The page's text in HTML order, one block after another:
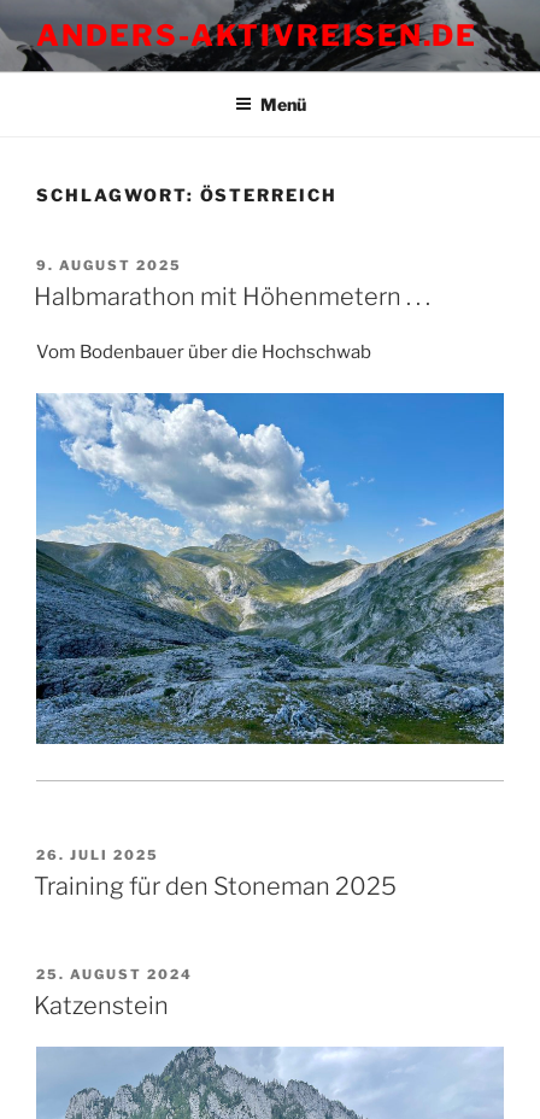
Inhalt
springen
ANDERS-AKTIVREISEN.DE
Menü
SCHLAGWORT: ÖSTERREICH
VERÖFFENTLICHT
AM
9. AUGUST 2025
Halbmarathon mit Höhenmetern . . .
Vom Bodenbauer über die Hochschwab
VERÖFFENTLICHT
AM
26. JULI 2025
Training für den Stoneman 2025
VERÖFFENTLICHT
AM
25. AUGUST 2024
Katzenstein